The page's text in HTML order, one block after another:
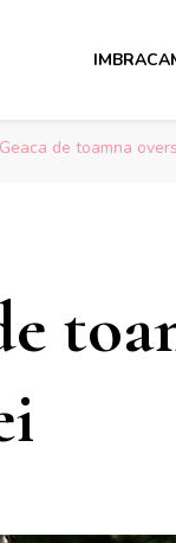
Geaca de toamna